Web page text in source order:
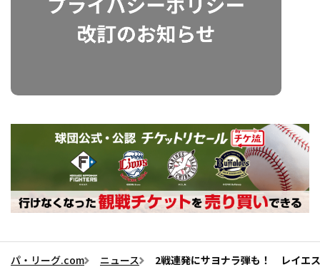
パ・リーグ.com ニュース 2戦連発にサヨナラ弾も！ レイエ